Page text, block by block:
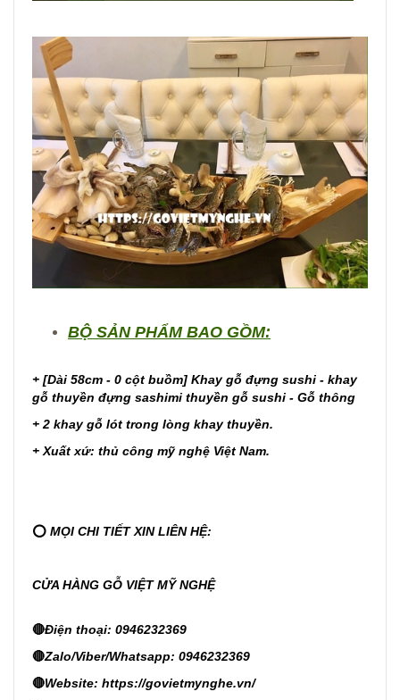
BỘ SẢN PHẨM BAO GỒM:
+ [Dài 58cm - 0 cột buồm] Khay gỗ đựng sushi - khay
gỗ thuyền đựng sashimi thuyền gỗ sushi - Gỗ thông
+ 2 khay gỗ lót trong lòng khay thuyền.
+ Xuất xứ: thủ công mỹ nghệ Việt Nam.
⭕ MỌI CHI TIẾT XIN LIÊN HỆ:
CỬA HÀNG GỖ VIỆT MỸ NGHỆ
🔴Điện thoại: 0946232369
🔴Zalo/Viber/Whatsapp: 0946232369
🔴Website: https://govietmynghe.vn/